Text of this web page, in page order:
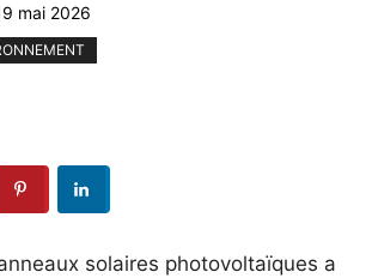
mai 2026
solaires photovoltaïques a